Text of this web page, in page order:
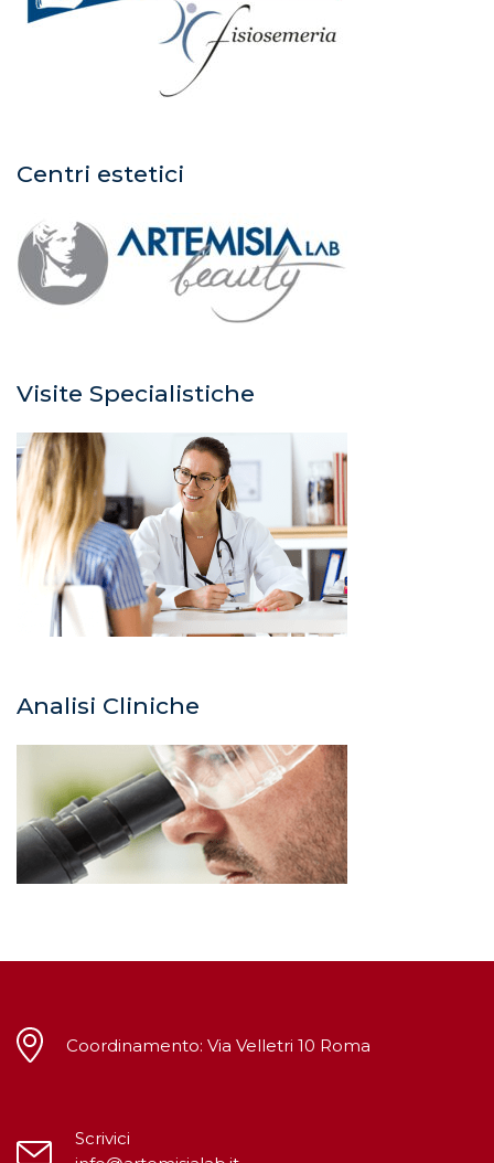
Centri estetici
Visite Specialistiche
Analisi Cliniche
Coordinamento: Via Velletri 10 Roma
Scrivici